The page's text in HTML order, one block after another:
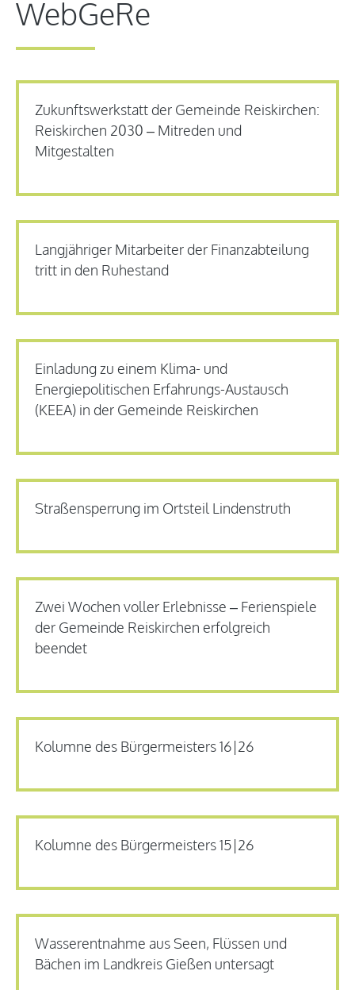
WebGeRe
Zukunftswerkstatt der Gemeinde Reiskirchen:
Reiskirchen 2030 – Mitreden und
Mitgestalten
Langjähriger Mitarbeiter der Finanzabteilung
tritt in den Ruhestand
Einladung zu einem Klima- und
Energiepolitischen Erfahrungs-Austausch
(KEEA) in der Gemeinde Reiskirchen
Straßensperrung im Ortsteil Lindenstruth
Zwei Wochen voller Erlebnisse – Ferienspiele
der Gemeinde Reiskirchen erfolgreich
beendet
Kolumne des Bürgermeisters 16|26
Kolumne des Bürgermeisters 15|26
Wasserentnahme aus Seen, Flüssen und
Bächen im Landkreis Gießen untersagt